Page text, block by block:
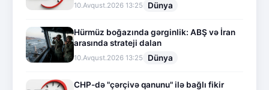
10.Avqust.2026 13:25 Dünya
Hürmüz boğazında gərginlik: ABŞ və İran
arasında strateji dalan
10.Avqust.2026 13:25 Dünya
CHP-də "çərçivə qanunu" ilə bağlı fikir